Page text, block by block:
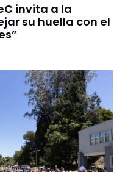
invita a la
su huella con el